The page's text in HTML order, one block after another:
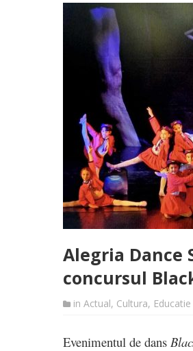
Alegria Dance
concursul
in Actual, Cultura, Educatie
Evenimentul de dans